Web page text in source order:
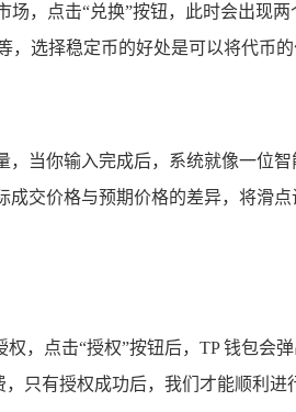
场，点击“兑换”按钮，此时会出
选择稳定币的好处是可以将代币
，当你输入完成后，系统就像一
交价格与预期价格的差异，将滑
，点击“授权”按钮后，TP 钱包
只有授权成功后，我们才能顺利进